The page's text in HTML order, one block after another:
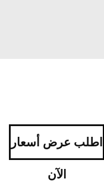
اطلب عرض أسعار
الآن